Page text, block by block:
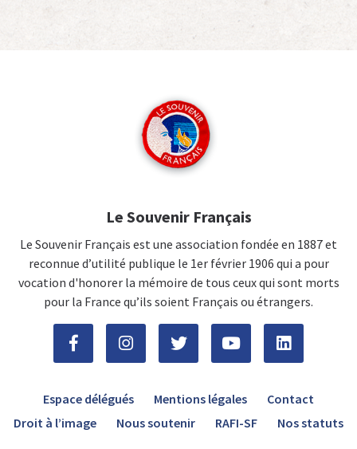
Le Souvenir Français
Le Souvenir Français est une association fondée en 1887 et
reconnue d’utilité publique le 1er février 1906 qui a pour
vocation d'honorer la mémoire de tous ceux qui sont morts
pour la France qu’ils soient Français ou étrangers.
Espace délégués Mentions légales
Contact
Droit à l’image
Nous soutenir RAFI-SF Nos statuts